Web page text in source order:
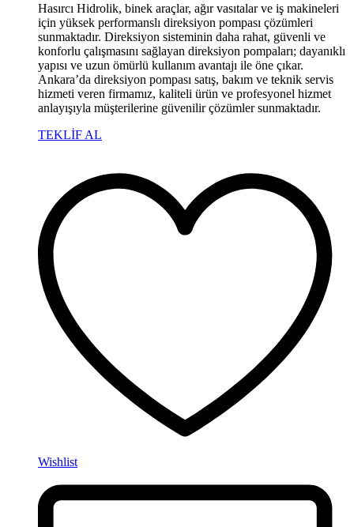
Hasırcı Hidrolik, binek araçlar, ağır vasıtalar ve iş makineleri
için yüksek performanslı direksiyon pompası çözümleri
sunmaktadır. Direksiyon sisteminin daha rahat, güvenli ve
konforlu çalışmasını sağlayan direksiyon pompaları; dayanıklı
yapısı ve uzun ömürlü kullanım avantajı ile öne çıkar.
Ankara’da direksiyon pompası satış, bakım ve teknik servis
hizmeti veren firmamız, kaliteli ürün ve profesyonel hizmet
anlayışıyla müşterilerine güvenilir çözümler sunmaktadır.
TEKLİF AL
Wishlist